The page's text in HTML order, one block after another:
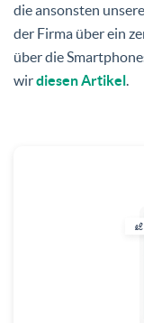
die ansonsten
der Firma über ein
über die
wirdiesen Artikel.